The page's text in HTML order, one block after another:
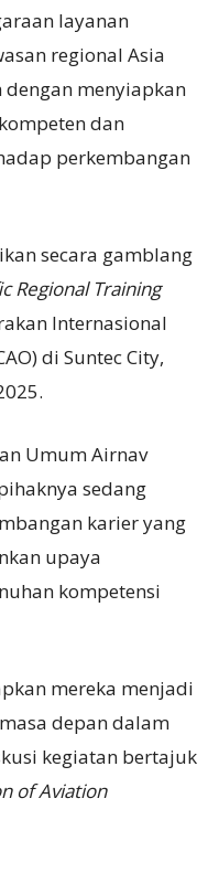
layanan
regional Asia
dengan menyiapkan
dan
perkembangan
secara gamblang
Regional Training
Internasional
di Suntec City,
Umum Airnav
sedang
karier yang
upaya
kompetensi
mereka menjadi
depan dalam
kegiatan bertajuk
of Aviation